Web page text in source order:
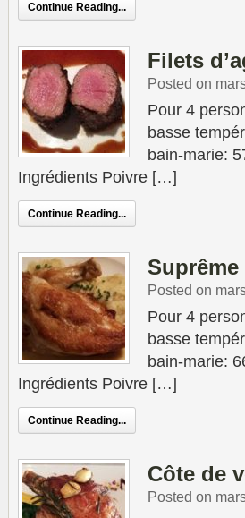
Continue Reading...
Filets
Posted on
Pour 4
basse
bain-marie:
Ingrédients Poivre […]
Continue Reading...
Posted on
Pour 4
basse
bain-marie:
Ingrédients Poivre […]
Continue Reading...
Côte de
Posted on